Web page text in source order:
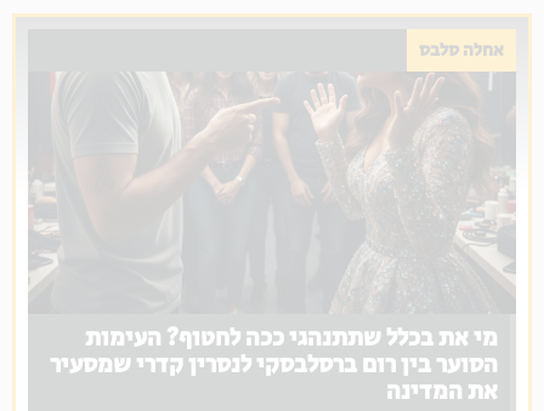
אחלה סלבס
מי את בכלל שתתנהגי ככה לחטוף? העימות
הסוער בין רום ברסלבסקי לנסרין קדרי שמסעיר
את המדינה